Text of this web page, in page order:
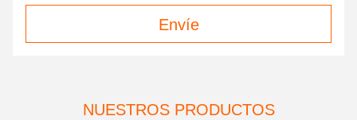
Envíe
NUESTROS PRODUCTOS